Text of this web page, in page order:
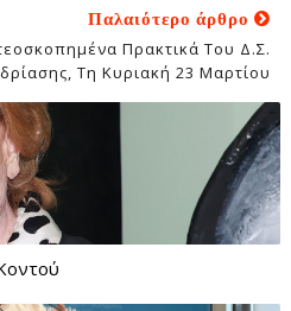
Παλαιότερο άρθρο
Πρακτικά Του Δ.Σ.
Τη Κυριακή 23 Μαρτίου